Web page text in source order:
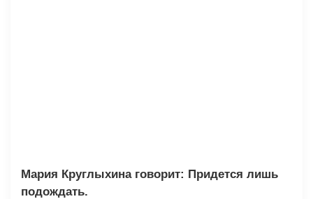
Мария Круглыхина говорит: Придется лишь
подождать.